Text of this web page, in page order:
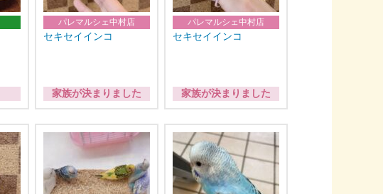
パレマルシェ中村店
セキセイインコ
家族が決まりました
パレマルシェ中村店
セキセイインコ
家族が決まりました